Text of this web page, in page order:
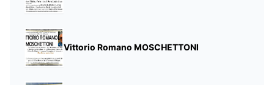
Vittorio Romano MOSCHETTONI